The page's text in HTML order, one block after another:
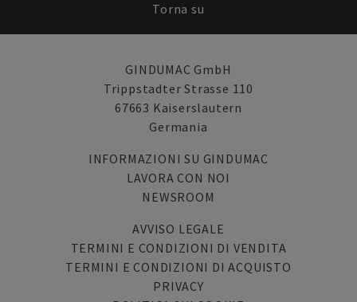
Torna su
GINDUMAC GmbH
Trippstadter Strasse 110
67663 Kaiserslautern
Germania
INFORMAZIONI SU GINDUMAC
LAVORA CON NOI
NEWSROOM
AVVISO LEGALE
TERMINI E CONDIZIONI DI VENDITA
TERMINI E CONDIZIONI DI ACQUISTO
PRIVACY